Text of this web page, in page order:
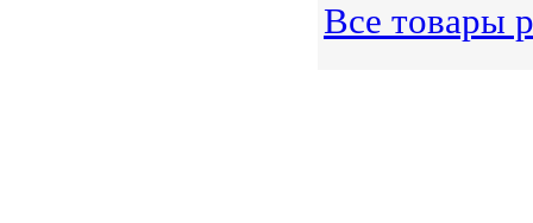
Все товары